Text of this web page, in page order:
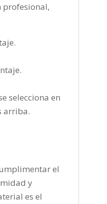
profesional,
selecciona en
arriba.
el
y
es el